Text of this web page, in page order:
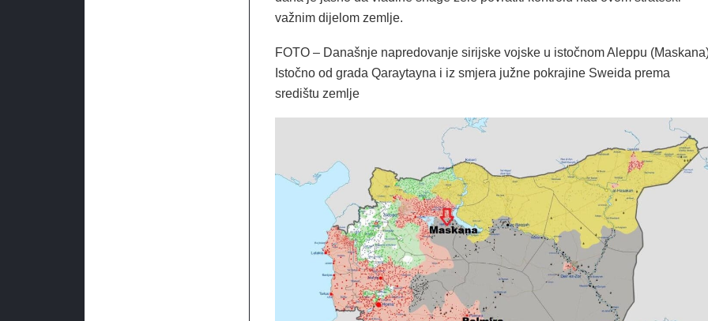
važnim dijelom zemlje.
FOTO – Današnje napredovanje sirijske vojske u istočnom Aleppu
Istočno od grada Qaraytayna i iz smjera južne pokrajine Sweida prema
središtu zemlje